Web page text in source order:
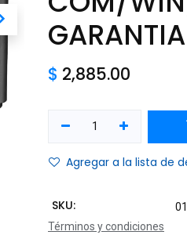
$ 2,885.00
Agregar a la lista de
SKU:
Términos y condiciones